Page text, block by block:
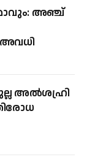
അഞ്ച്
അല്‍ശഹ്രി